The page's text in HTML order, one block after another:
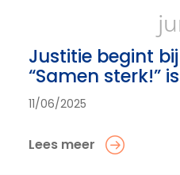
Justitie begint
“Samen sterk!”
11/06/2025
Lees meer